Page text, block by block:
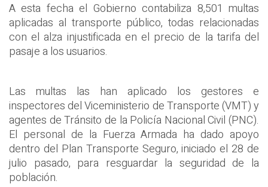
A esta fecha el Gobierno contabiliza 8,501 multas
aplicadas al transporte público, todas relacionadas
con el alza injustificada en el precio de la tarifa del
pasaje a los usuarios.
Las multas las han aplicado los gestores e
inspectores del Viceministerio de Transporte (VMT) y
agentes de Tránsito de la Policía Nacional Civil (PNC).
El personal de la Fuerza Armada ha dado apoyo
dentro del Plan Transporte Seguro, iniciado el 28 de
julio pasado, para resguardar la seguridad de la
población.